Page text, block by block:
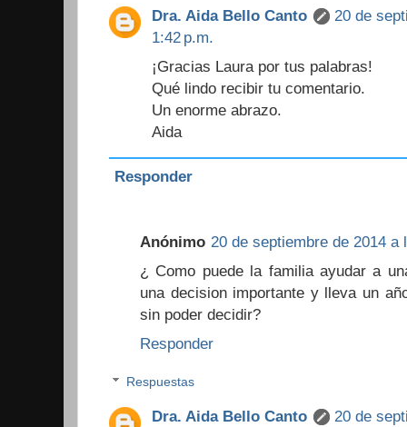
Dra. Aida Bello Canto
20 de
1:42 p.m.
¡Gracias Laura por tus palabras!
Qué lindo recibir tu comentario.
Un enorme abrazo.
Aida
Responder
Anónimo 20 de septiembre de 2014 a
¿ Como puede la familia ayudar a
una decision importante y lleva un
sin poder decidir?
Responder
Respuestas
Dra. Aida Bello Canto
20 de